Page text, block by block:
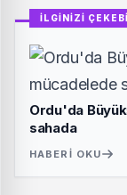
İLGİNİZİ
Ordu'da
sahada
HABERI OKU